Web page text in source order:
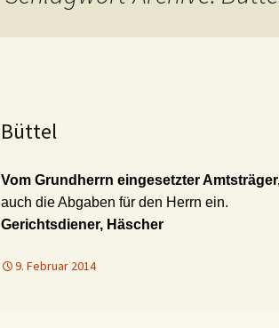
Büttel
Vom Grundherrn eingesetzter
auch die Abgaben für den Herrn ein.
Gerichtsdiener, Häscher
9. Februar 2014